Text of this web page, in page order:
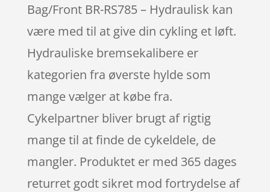
Bag/Front BR-RS785 – Hydraulisk kan
være med til at give din cykling et løft.
Hydrauliske bremsekalibere er
kategorien fra øverste hylde som
mange vælger at købe fra.
Cykelpartner bliver brugt af rigtig
mange til at finde de cykeldele, de
mangler. Produktet er med 365 dages
returret godt sikret mod fortrydelse af